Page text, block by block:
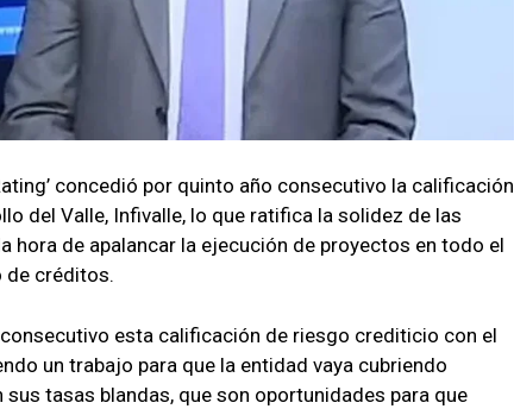
concedió por quinto año consecutivo la calificación
del Valle, Infivalle, lo que ratifica la solidez de las
hora de apalancar la ejecución de proyectos en todo el
de créditos.
esta calificación de riesgo crediticio con el
un trabajo para que la entidad vaya cubriendo
tasas blandas, que son oportunidades para que